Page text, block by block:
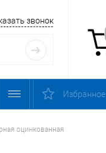
звонок
Избранное
оцинкованная